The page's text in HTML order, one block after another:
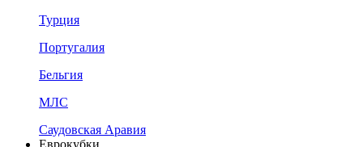
Турция
Португалия
Бельгия
МЛС
Саудовская Аравия
Еврокубки